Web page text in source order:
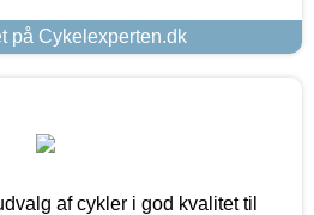
på Cykelexperten.dk
af cykler i god kvalitet til